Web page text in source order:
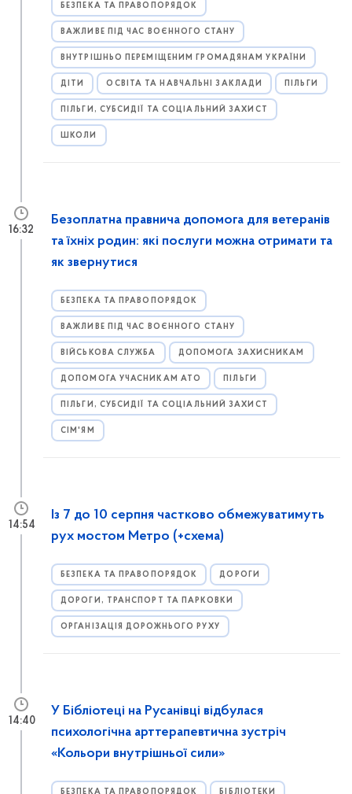
БЕЗПЕКА ТА ПРАВОПОРЯДОК
ВАЖЛИВЕ ПІД ЧАС ВОЄННОГО СТАНУ
ВНУТРІШНЬО ПЕРЕМІЩЕНИМ ГРОМАДЯНАМ УКРАЇНИ
ДІТИ ОСВІТА ТА НАВЧАЛЬНІ ЗАКЛАДИ ПІЛЬГИ
ПІЛЬГИ, СУБСИДІЇ ТА СОЦІАЛЬНИЙ ЗАХИСТ
ШКОЛИ
Безоплатна правнича допомога для ветеранів
та їхніх родин: які послуги можна отримати та
як звернутися
БЕЗПЕКА ТА ПРАВОПОРЯДОК
ВАЖЛИВЕ ПІД ЧАС ВОЄННОГО СТАНУ
ВІЙСЬКОВА СЛУЖБА ДОПОМОГА ЗАХИСНИКАМ
ДОПОМОГА УЧАСНИКАМ АТО ПІЛЬГИ
ПІЛЬГИ, СУБСИДІЇ ТА СОЦІАЛЬНИЙ ЗАХИСТ
СІМ'ЯМ
16:32
Із 7 до 10 серпня частково обмежуватимуть
рух мостом Метро (+схема)
БЕЗПЕКА ТА ПРАВОПОРЯДОК ДОРОГИ
ДОРОГИ, ТРАНСПОРТ ТА ПАРКОВКИ
ОРГАНІЗАЦІЯ ДОРОЖНЬОГО РУХУ
14:54
У Бібліотеці на Русанівці відбулася
психологічна арттерапевтична зустріч
«Кольори внутрішньої сили»
БЕЗПЕКА ТА ПРАВОПОРЯДОК БІБЛІОТЕКИ
14:40